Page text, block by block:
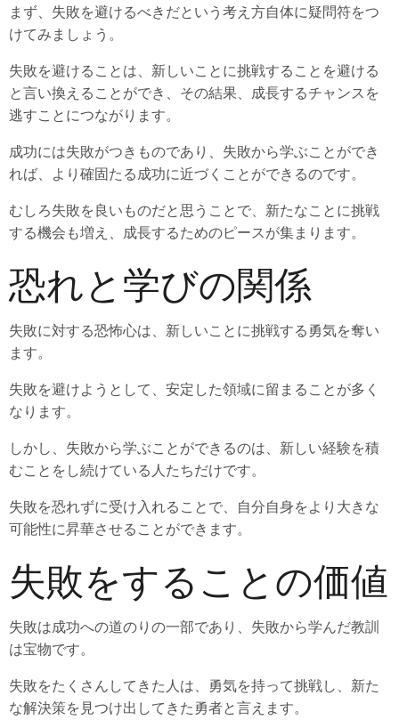
まず、失敗を避けるべきだという考え方自体に疑問符をつ
けてみましょう。
失敗を避けることは、新しいことに挑戦することを避ける
と言い換えることができ、その結果、成長するチャンスを
逃すことにつながります。
成功には失敗がつきものであり、失敗から学ぶことができ
れば、より確固たる成功に近づくことができるのです。
むしろ失敗を良いものだと思うことで、新たなことに挑戦
する機会も増え、成長するためのピースが集まります。
恐れと学びの関係
失敗に対する恐怖心は、新しいことに挑戦する勇気を奪い
ます。
失敗を避けようとして、安定した領域に留まることが多く
なります。
しかし、失敗から学ぶことができるのは、新しい経験を積
むことをし続けている人たちだけです。
失敗を恐れずに受け入れることで、自分自身をより大きな
可能性に昇華させることができます。
失敗をすることの価値
失敗は成功への道のりの一部であり、失敗から学んだ教訓
は宝物です。
失敗をたくさんしてきた人は、勇気を持って挑戦し、新た
な解決策を見つけ出してきた勇者と言えます。